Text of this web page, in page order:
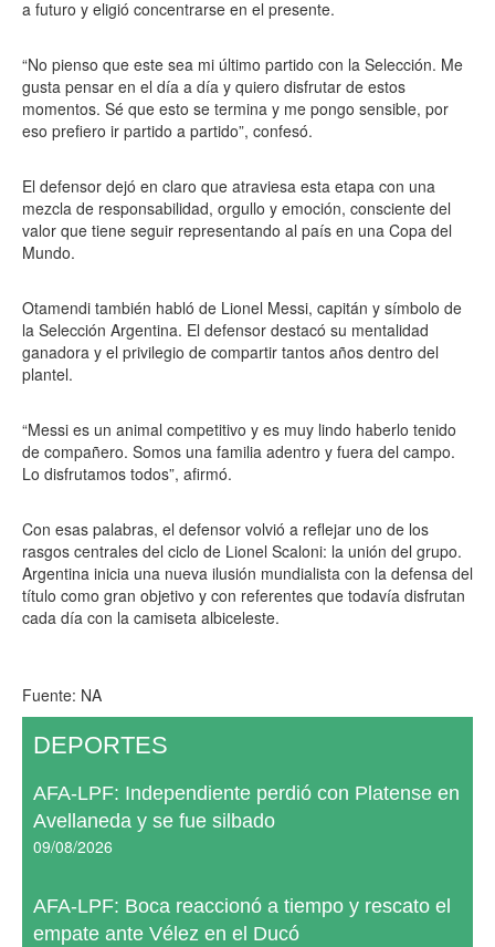
a futuro y eligió concentrarse en el presente.
“No pienso que este sea mi último partido con la Selección. Me
gusta pensar en el día a día y quiero disfrutar de estos
momentos. Sé que esto se termina y me pongo sensible, por
eso prefiero ir partido a partido”, confesó.
El defensor dejó en claro que atraviesa esta etapa con una
mezcla de responsabilidad, orgullo y emoción, consciente del
valor que tiene seguir representando al país en una Copa del
Mundo.
Otamendi también habló de Lionel Messi, capitán y símbolo de
la Selección Argentina. El defensor destacó su mentalidad
ganadora y el privilegio de compartir tantos años dentro del
plantel.
“Messi es un animal competitivo y es muy lindo haberlo tenido
de compañero. Somos una familia adentro y fuera del campo.
Lo disfrutamos todos”, afirmó.
Con esas palabras, el defensor volvió a reflejar uno de los
rasgos centrales del ciclo de Lionel Scaloni: la unión del grupo.
Argentina inicia una nueva ilusión mundialista con la defensa del
título como gran objetivo y con referentes que todavía disfrutan
cada día con la camiseta albiceleste.
Fuente: NA
DEPORTES
AFA-LPF: Independiente perdió con Platense en
Avellaneda y se fue silbado
09/08/2026
AFA-LPF: Boca reaccionó a tiempo y rescato el
empate ante Vélez en el Ducó